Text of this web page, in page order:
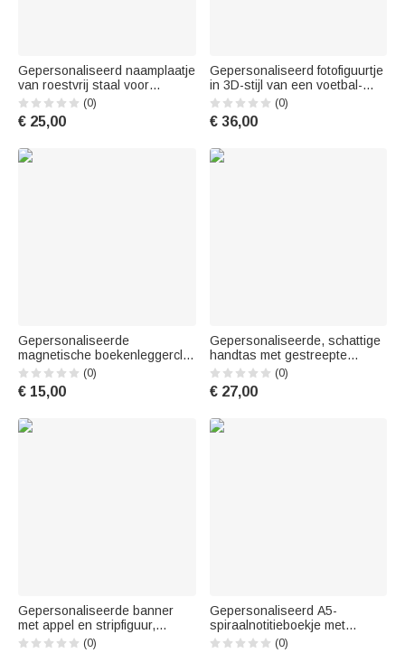
Gepersonaliseerd naamplaatje
van roestvrij staal voor
gitaarversterker, inclusief
bevestigingsschroeven –
muziekaccessoires,
gitaristen en muzikanten
(0)
€ 25,00
Gepersonaliseerd fotofiguurtje
in 3D-stijl van een voetbal-
stripfiguur met tekst –
bureauversiering en
verjaardagscadeau voor
(0)
€ 36,00
Gepersonaliseerde
magnetische boekenleggerclip
van PU-leer met cartoonfiguur
en geboortebloem, met tekst –
cadeau voor het nieuwe
leraren en opvoeders
(0)
€ 15,00
Gepersonaliseerde, schattige
handtas met gestreepte
bloem- en ananasbedeltjes en
geborduurde naam – cadeau
voor de zomervakantie, het
voor kinderen
(0)
€ 27,00
Gepersonaliseerde banner
met appel en stripfiguur,
potlood, klasdecoratie met
(0)
Gepersonaliseerd A5-
spiraalnotitieboekje met
‘She/He Did It’-stripfiguur en
(0)